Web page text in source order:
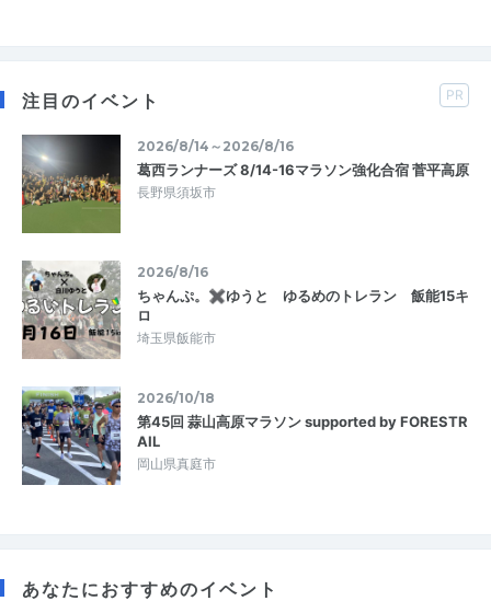
注目のイベント PR
2026/8/14～2026/8/16
葛西ランナーズ 8/14-16マラソン強化合宿 菅平高原
長野県須坂市
2026/8/16
ちゃんぷ。✖ゆうと ゆるめのトレラン 飯能15キ
ロ
埼玉県飯能市
2026/10/18
第45回 蒜山高原マラソン supported by FORESTR
AIL
岡山県真庭市
あなたにおすすめのイベント